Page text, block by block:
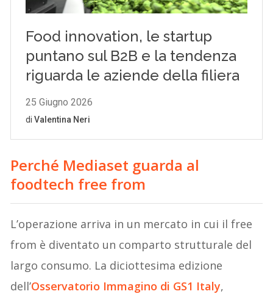
Perché Mediaset guarda al
foodtech free from
L’operazione arriva in un mercato in cui il free
from è diventato un comparto strutturale del
largo consumo. La diciottesima edizione
dell’Osservatorio Immagino di GS1 Italy,